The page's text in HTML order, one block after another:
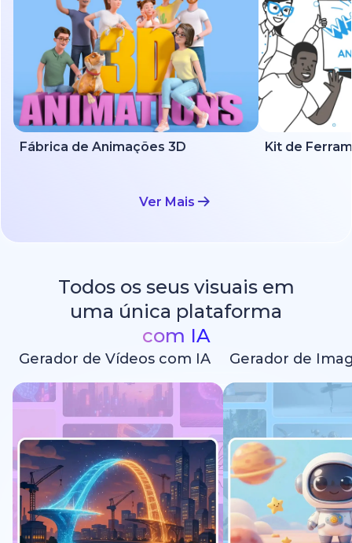
Fábrica de Animações 3D
Ver Mais
Todos os seus visuais em
uma única plataforma
com IA
Gerador de Vídeos com IA